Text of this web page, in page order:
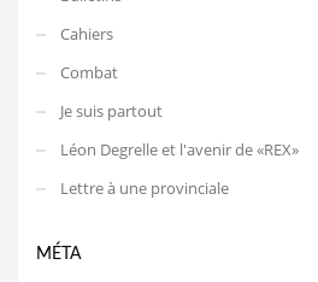
Cahiers
Combat
Je suis partout
Léon Degrelle et l'avenir de «REX»
Lettre à une provinciale
MÉTA